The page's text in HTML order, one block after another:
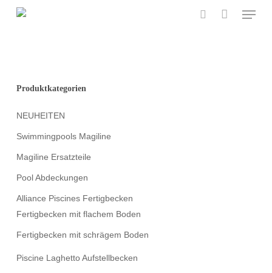
Menu
Produktkategorien
NEUHEITEN
Swimmingpools Magiline
Magiline Ersatzteile
Pool Abdeckungen
Alliance Piscines Fertigbecken
Fertigbecken mit flachem Boden
Fertigbecken mit schrägem Boden
Piscine Laghetto Aufstellbecken